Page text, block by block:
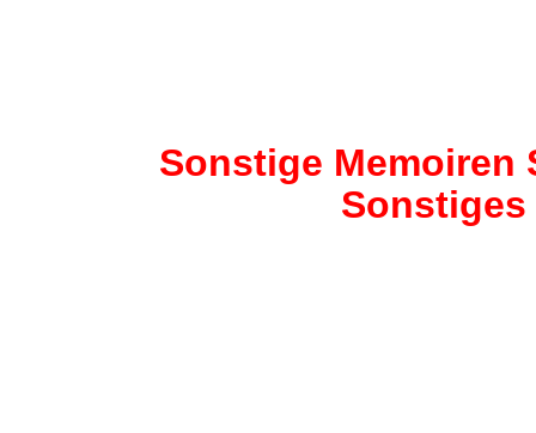
Sonstige Memoiren